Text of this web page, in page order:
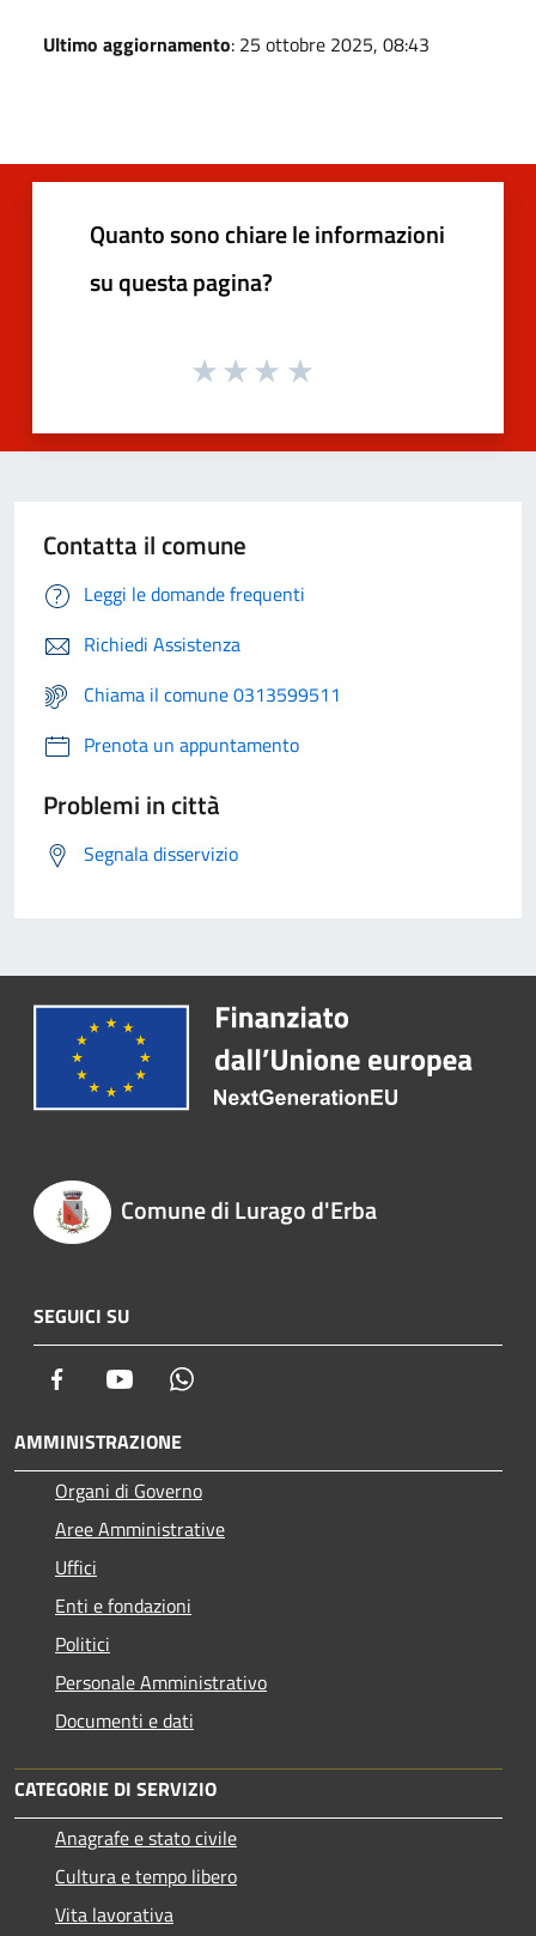
Ultimo aggiornamento: 25 ottobre 2025, 08:43
Quanto sono chiare le informazioni
su questa pagina?
Contatta il comune
Leggi le domande frequenti
Richiedi Assistenza
Chiama il comune 0313599511
Prenota un appuntamento
Problemi in città
Segnala disservizio
Comune di Lurago d'Erba
SEGUICI SU
Facebook Youtube
AMMINISTRAZIONE
Organi di Governo
Aree Amministrative
Uffici
Enti e fondazioni
Politici
Personale Amministrativo
Documenti e dati
CATEGORIE DI SERVIZIO
Anagrafe e stato civile
Cultura e tempo libero
Vita lavorativa